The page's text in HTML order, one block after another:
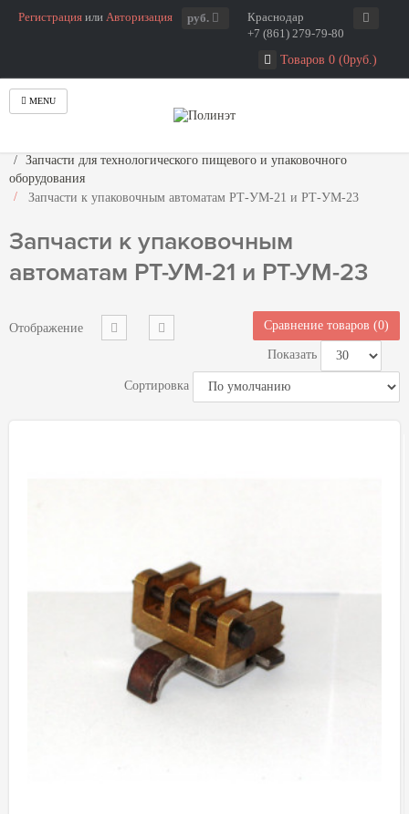
Регистрация или Авторизация руб.
Краснодар
+7 (861) 279-79-80
Товаров 0 (0руб.)
MENU
Запчасти для технологического пищевого и упаковочного
оборудования
Запчасти к упаковочным автоматам РТ-УМ-21 и РТ-УМ-23
Запчасти к упаковочным
автоматам РТ-УМ-21 и РТ-УМ-23
Отображение Сравнение товаров (0)
Показать
Сортировка